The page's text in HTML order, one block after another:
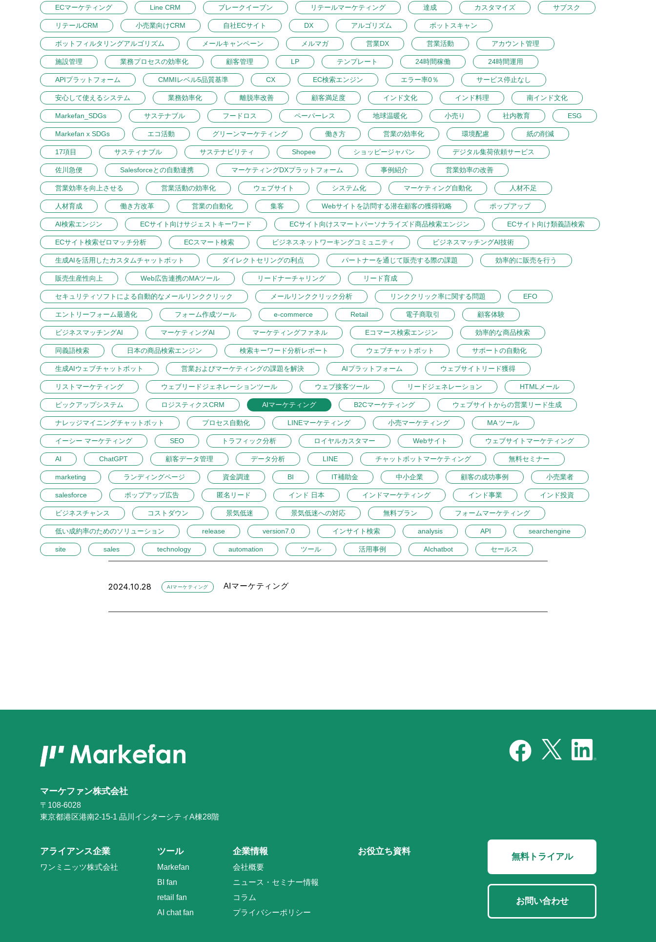
ECマーケティング Line CRM ブレークイーブン リテールマーケティング 達成 カスタマイズ サブスク
リテールCRM 小売業向けCRM 自社ECサイト DX アルゴリズム ボットスキャン
ボットフィルタリングアルゴリズム メールキャンペーン メルマガ 営業DX 営業活動 アカウント管理
施設管理 業務プロセスの効率化 顧客管理 LP テンプレート 24時間稼働 24時間運用
APIプラットフォーム CMMIレベル5品質基準 CX EC検索エンジン エラー率0％ サービス停止なし
安心して使えるシステム 業務効率化 離脱率改善 顧客満足度 インド文化 インド料理 南インド文化
Markefan_SDGs サステナブル フードロス ペーパーレス 地球温暖化 小売り 社内教育 ESG
Markefan x SDGs エコ活動 グリーンマーケティング 働き方 営業の効率化 環境配慮 紙の削減
17項目 サスティナブル サステナビリティ Shopee ショッピージャパン デジタル集荷依頼サービス
佐川急便 Salesforceとの自動連携 マーケティングDXプラットフォーム 事例紹介 営業効率の改善
営業効率を向上させる 営業活動の効率化 ウェブサイト システム化 マーケティング自動化 人材不足
人材育成 働き方改革 営業の自動化 集客 Webサイトを訪問する潜在顧客の獲得戦略 ポップアップ
AI検索エンジン ECサイト向けサジェストキーワード ECサイト向けスマートパーソナライズド商品検索エンジン ECサイト向け類義語検索
ECサイト検索ゼロマッチ分析 ECスマート検索 ビジネスネットワーキングコミュニティ ビジネスマッチングAI技術
生成AIを活用したカスタムチャットボット ダイレクトセリングの利点 パートナーを通じて販売する際の課題 効率的に販売を行う
販売生産性向上 Web広告連携のMAツール リードナーチャリング リード育成
セキュリティソフトによる自動的なメールリンククリック メールリンククリック分析 リンククリック率に関する問題 EFO
エントリーフォーム最適化 フォーム作成ツール e-commerce Retail 電子商取引 顧客体験
ビジネスマッチングAI マーケティングAI マーケティングファネル Eコマース検索エンジン 効率的な商品検索
同義語検索 日本の商品検索エンジン 検索キーワード分析レポート ウェブチャットボット サポートの自動化
生成AIウェブチャットボット 営業およびマーケティングの課題を解決 AIプラットフォーム ウェブサイトリード獲得
リストマーケティング ウェブリードジェネレーションツール ウェブ接客ツール リードジェネレーション HTMLメール
ピックアップシステム ロジスティクスCRM AIマーケティング B2Cマーケティング ウェブサイトからの営業リード生成
ナレッジマイニングチャットボット プロセス自動化 LINEマーケティング 小売マーケティング MA ツール
イーシー マーケティング SEO トラフィック分析 ロイヤルカスタマー Webサイト ウェブサイトマーケティング
AI ChatGPT 顧客データ管理 データ分析 LINE チャットボットマーケティング 無料セミナー
marketing ランディングページ 資金調達 BI IT補助金 中小企業 顧客の成功事例 小売業者
salesforce ポップアップ広告 匿名リード インド 日本 インドマーケティング インド事業 インド投資
ビジネスチャンス コストダウン 景気低迷 景気低迷への対応 無料プラン フォームマーケティング
低い成約率のためのソリューション release version7.0 インサイト検索 analysis API searchengine
site sales technology automation ツール 活用事例 AIchatbot セールス
2024.10.28 AIマーケティング AIマーケティング
マーケファン株式会社
〒108-6028
東京都港区港南2-15-1 品川インターシティA棟28階
アライアンス企業
ワンミニッツ株式会社
ツール
Markefan
BI fan
retail fan
AI chat fan
企業情報
会社概要
ニュース・セミナー情報
コラム
プライバシーポリシー
お役立ち資料
無料トライアル
お問い合わせ